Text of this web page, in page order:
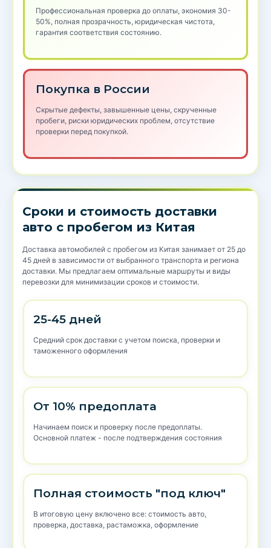
Профессиональная проверка до оплаты, экономия 30-
50%, полная прозрачность, юридическая чистота,
гарантия соответствия состоянию.
Покупка в России
Скрытые дефекты, завышенные цены, скрученные
пробеги, риски юридических проблем, отсутствие
проверки перед покупкой.
Сроки и стоимость доставки
авто с пробегом из Китая
Доставка автомобилей с пробегом из Китая занимает от 25 до
45 дней в зависимости от выбранного транспорта и региона
доставки. Мы предлагаем оптимальные маршруты и виды
перевозки для минимизации сроков и стоимости.
25-45 дней
Средний срок доставки с учетом поиска, проверки и
таможенного оформления
От 10% предоплата
Начинаем поиск и проверку после предоплаты.
Основной платеж - после подтверждения состояния
Полная стоимость "под ключ"
В итоговую цену включено все: стоимость авто,
проверка, доставка, растаможка, оформление